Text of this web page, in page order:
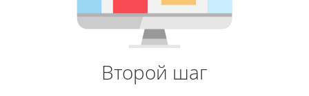
Второй шаг